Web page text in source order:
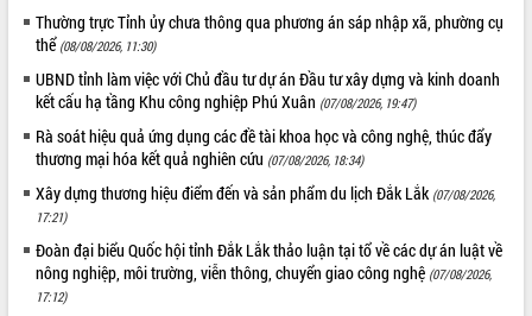
Triết thăm, tặng quà người có công với
cách mạng
Rà soát, hoàn thiện hệ thống thiết chế
văn hóa, thể thao đáp ứng yêu cầu
phát triển mới
Thường trực HĐND tỉnh Đắk Lắk gặp
mặt Đoàn chuyên gia y tế TP. Hồ Chí
Minh
Lễ truy điệu và an táng hài cốt liệt sĩ
tại Nghĩa trang Liệt sĩ xã Sơn Hòa
Bàn giải pháp tháo gỡ khó khăn trong
LIÊN KẾT WEB
THỐNG KÊ TRUY CẬP
Hôm nay:
14506
Tất cả: 66100174
Thường trực Tỉnh ủy chưa thông qua phương án sáp nhập xã, phường cụ
thể (08/08/2026, 11:30)
UBND tỉnh làm việc với Chủ đầu tư dự án Đầu tư xây dựng và kinh doanh
kết cấu hạ tầng Khu công nghiệp Phú Xuân (07/08/2026, 19:47)
Rà soát hiệu quả ứng dụng các đề tài khoa học và công nghệ, thúc đẩy
thương mại hóa kết quả nghiên cứu (07/08/2026, 18:34)
Xây dựng thương hiệu điểm đến và sản phẩm du lịch Đắk Lắk (07/08/2026,
17:21)
Đoàn đại biểu Quốc hội tỉnh Đắk Lắk thảo luận tại tổ về các dự án luật về
nông nghiệp, môi trường, viễn thông, chuyển giao công nghệ (07/08/2026,
17:12)